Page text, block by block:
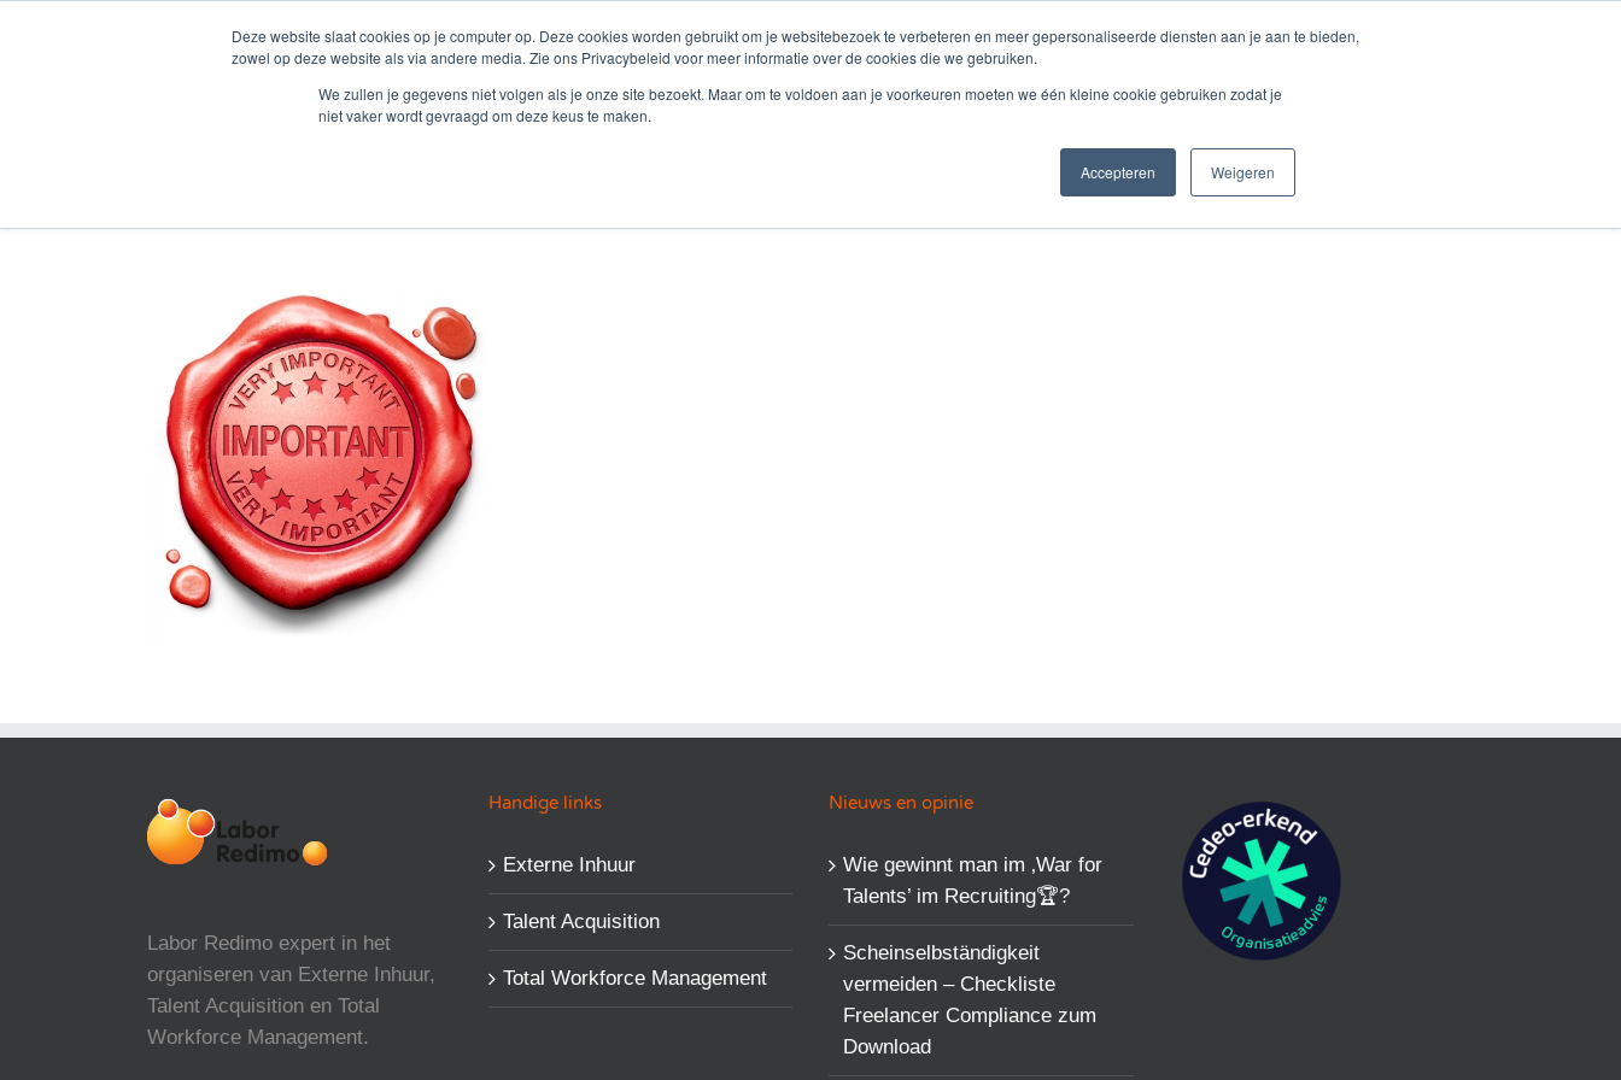
Deze website slaat cookies op je computer op. Deze cookies worden gebruikt om je websitebezoek te verbeteren en meer gepersonaliseerde diensten aan je aan te bieden,
zowel op deze website als via andere media. Zie ons Privacybeleid voor meer informatie over de cookies die we gebruiken.
We zullen je gegevens niet volgen als je onze site bezoekt. Maar om te voldoen aan je voorkeuren moeten we één kleine cookie gebruiken zodat je
niet vaker wordt gevraagd om deze keus te maken.
Accepteren Weigeren
Startseite Dienstleistungen Über Labor Redimo Referenzen & Kunden Blog & Aktuelles Kontakt
Labor Redimo expert in het
organiseren van Externe Inhuur,
Talent Acquisition en Total
Workforce Management.
Handige links
Externe Inhuur
Talent Acquisition
Total Workforce Management
Nieuws en opinie
Wie gewinnt man im ‚War for
Talents’​ im Recruiting🏆?
Scheinselbständigkeit
vermeiden – Checkliste
Freelancer Compliance zum
Download